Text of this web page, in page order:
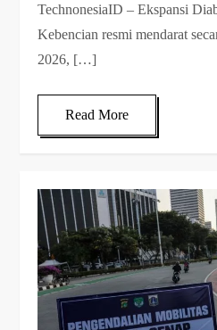
TechnonesiaID – Ekspansi
Kebencian resmi mendarat
2026, […]
Read More